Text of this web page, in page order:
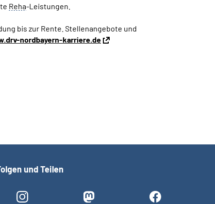
Reha-Leistungen.
bis zur Rente. Stellenangebote und
nordbayern-karriere.de
und Teilen